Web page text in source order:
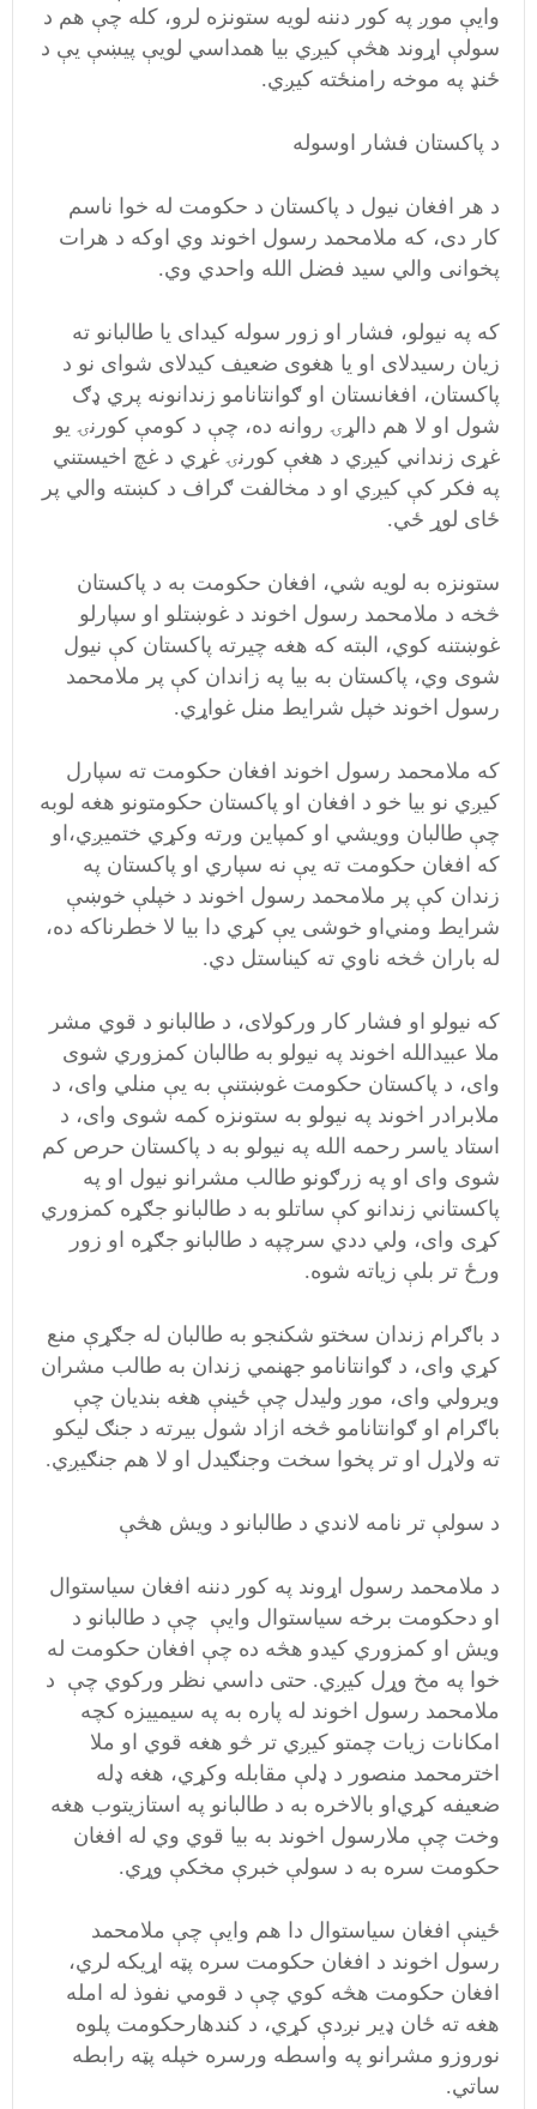
وایې موږ په کور دننه لویه ستونزه لرو، کله چې هم د
سولې اړوند هڅې کیږي بیا همداسي لویې پيښې يې د
ځنډ په موخه رامنځته کيږي.
د پاکستان فشار اوسوله
د هر افغان نیول د پاکستان د حکومت له خوا ناسم
کار دی، که ملامحمد رسول اخوند وي اوکه د هرات
پخوانی والي سید فضل الله واحدي وي.
که په نیولو،‌ فشار او زور سوله کیدای یا طالبانو ته
زیان رسیدلای او یا هغوی ضعیف کیدلای شوای نو د
پاکستان، افغانستان او ګوانتانامو زندانونه پري ډګ
شول او لا هم دالړۍ روانه ده،‌ چې د کومې کورنۍ یو
غړی زنداني کیږي د هغې کورنۍ غړي د غچ اخیستني
په فکر کې کیږي او د مخالفت ګراف د کښته والي پر
ځای لوړ ځي.
ستونزه به لویه شي، افغان حکومت به د پاکستان
څخه د ملامحمد رسول اخوند د غوښتلو او سپارلو
غوښتنه کوي،‌ البته که هغه چیرته پاکستان کې نیول
شوی وي، پاکستان به بیا په زاندان کې پر ملامحمد
رسول اخوند خپل شرایط منل غواړي.
که ملامحمد رسول اخوند افغان حکومت ته سپارل
کیږي نو بیا خو د افغان او پاکستان حکومتونو هغه لوبه
چې طالبان وویشي او کمپاین ورته وکړي ختمیږي،‌او
که افغان حکومت ته یې نه سپاري او پاکستان په
زندان کې پر ملامحمد رسول اخوند د خپلې خوښې
شرایط ومني‌او خوشی یې کړي دا بیا لا خطرناکه ده،‌
له باران څخه ناوي ته کیناستل دي.
که نیولو او فشار کار ورکولای، د طالبانو د قوي مشر
ملا عبیدالله اخوند په نیولو به طالبان کمزوري شوی
وای،‌ د پاکستان حکومت غوښتنې به یې منلي وای، د
ملابرادر اخوند په نیولو به ستونزه کمه شوی وای،‌ د
استاد یاسر رحمه الله په نیولو به د پاکستان حرص کم
شوی وای او په زرګونو طالب مشرانو نیول او په
پاکستاني زندانو کې ساتلو به د طالبانو جګړه کمزوري
کړی وای،‌ ولي ددي سرچپه د طالبانو جګړه او زور
ورځ تر بلې زیاته شوه.
د باګرام زندان سختو شکنجو به طالبان له جګړې منع
کړي وای، د ګوانتانامو جهنمي زندان به طالب مشران
ویرولي وای، موږ ولیدل چې ځینې هغه بندیان چې
باګرام او ګوانتانامو څخه ازاد شول بیرته د جنګ لیکو
ته ولاړل او تر پخوا سخت وجنګیدل او لا هم جنګیږي.
د سولې تر نامه لاندي‌ د طالبانو د ویش هڅې
د ملامحمد رسول اړوند په کور دننه افغان سیاستوال
او دحکومت برخه سیاستوال وایې چې د طالبانو د
ویش او کمزوري کیدو هڅه ده چې افغان حکومت له
خوا په مخ وړل کیږي. حتی داسي نظر ورکوي چې د
ملامحمد رسول اخوند له پاره به په سیمییزه کچه
امکانات زیات چمتو کیږي تر څو هغه قوي او ملا
اخترمحمد منصور د ډلې مقابله وکړي‌،‌ هغه ډله
ضعیفه کړي‌او بالاخره به د طالبانو په استازیتوب هغه
وخت چې ملارسول اخوند به بیا قوي وي له افغان
حکومت سره به د سولې خبرې مخکې وړي.
ځینې افغان سیاستوال دا هم وایې چې ملامحمد
رسول اخوند د افغان حکومت سره پټه اړیکه لري،‌
افغان حکومت هڅه کوي چې د قومي نفوذ له امله
هغه ته ځان ډیر نږدې کړي، د کندهارحکومت پلوه
نوروزو مشرانو په واسطه ورسره خپله پټه رابطه
ساتي.